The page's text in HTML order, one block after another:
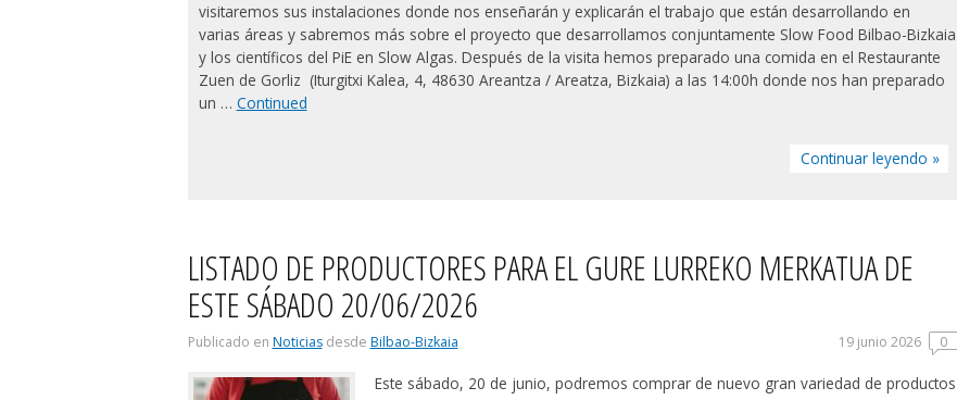
visitaremos sus instalaciones donde nos enseñarán y explicarán el trabajo que están desarrollando en
varias áreas y sabremos más sobre el proyecto que desarrollamos conjuntamente Slow Food Bilbao-Bizkaia
y los científicos del PiE en Slow Algas. Después de la visita hemos preparado una comida en el Restaurante
Zuen de Gorliz (Iturgitxi Kalea, 4, 48630 Areantza / Areatza, Bizkaia) a las 14:00h donde nos han preparado
un … Continued
Continuar leyendo »
LISTADO DE PRODUCTORES PARA EL GURE LURREKO MERKATUA DE
ESTE SÁBADO 20/06/2026
Publicado en Noticiasdesde Bilbao-Bizkaia 19 junio 2026 0
Este sábado, 20 de junio, podremos comprar de nuevo gran variedad de productos